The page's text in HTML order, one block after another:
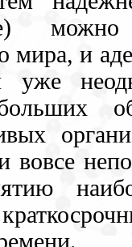
и
вовсе